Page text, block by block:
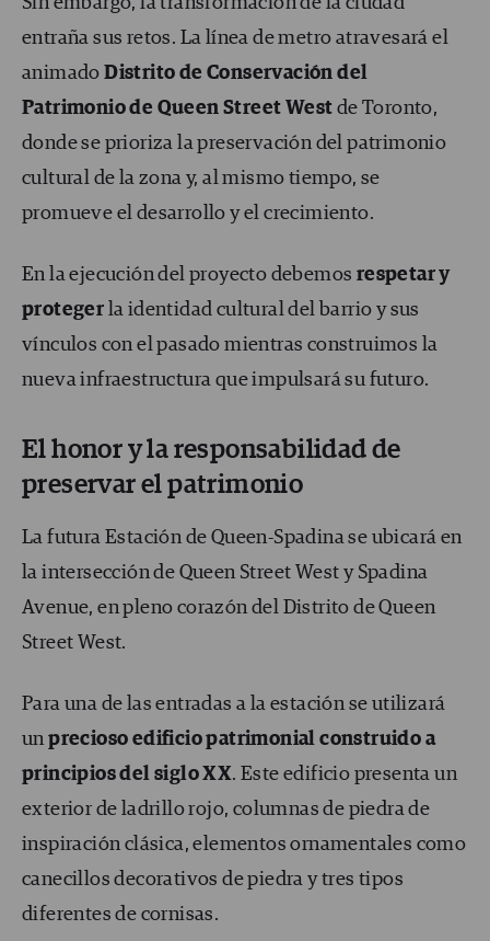
entraña sus retos. La línea de metro atravesará el
animadoDistrito de Conservación del
Patrimonio de Queen Street West de Toronto,
donde se prioriza la preservación del patrimonio
cultural de la zona y, al mismo tiempo, se
promueve el desarrollo y el crecimiento.
En la ejecución del proyecto debemos respetar y
proteger la identidad cultural del barrio y sus
vínculos con el pasado mientras construimos la
nueva infraestructura que impulsará su futuro.
El honor y la responsabilidad de
preservar el patrimonio
La futura Estación de Queen-Spadina se ubicará en
la intersección de Queen Street West y Spadina
Avenue, en pleno corazón del Distrito de Queen
Street West.
Para una de las entradas a la estación se utilizará
unprecioso edificio patrimonial construido a
principios del siglo XX. Este edificio presenta un
exterior de ladrillo rojo, columnas de piedra de
inspiración clásica, elementos ornamentales como
canecillos decorativos de piedra y tres tipos
diferentes de cornisas.